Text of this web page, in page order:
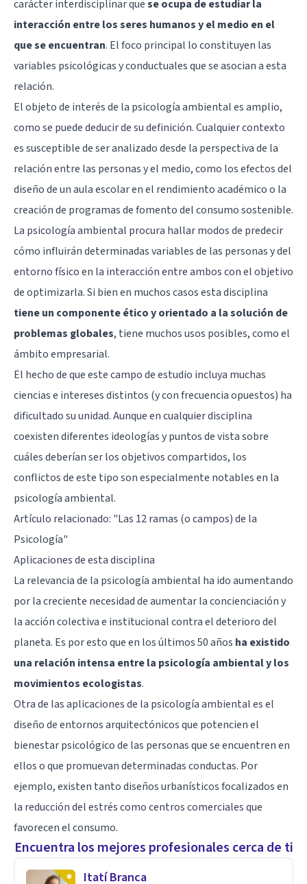
carácter interdisciplinar quese ocupa de estudiar la
interacción entre los seres humanos y el medio en el
que se encuentran. El foco principal lo constituyen las
variables psicológicas y conductuales que se asocian a esta
relación.
El objeto de interés de la psicología ambiental es amplio,
como se puede deducir de su definición. Cualquier contexto
es susceptible de ser analizado desde la perspectiva de la
relación entre las personas y el medio, como los efectos del
diseño de un aula escolar en el rendimiento académico o la
creación de programas de fomento del consumo sostenible.
La psicología ambiental procura hallar modos de predecir
cómo influirán determinadas variables de las personas y del
entorno físico en la interacción entre ambos con el objetivo
de optimizarla. Si bien en muchos casos esta disciplina
tiene un componente ético y orientado a la solución de
problemas globales, tiene muchos usos posibles, comoel
ámbito empresarial.
El hecho de que este campo de estudio incluya muchas
ciencias e intereses distintos (y con frecuencia opuestos) ha
dificultado su unidad. Aunque en cualquier disciplina
coexisten diferentes ideologías y puntos de vista sobre
cuáles deberían ser los objetivos compartidos, los
conflictos de este tipo son especialmente notables en la
psicología ambiental.
Artículo relacionado: "Las 12 ramas (o campos) de la
Psicología"
Aplicaciones de esta disciplina
La relevancia de la psicología ambiental ha ido aumentando
por la creciente necesidad de aumentar la concienciación y
la acción colectiva e institucional contra el deterioro del
planeta. Es por esto que en los últimos 50 años ha existido
una relación intensa entre la psicología ambiental y los
movimientos ecologistas.
Otra de las aplicaciones de la psicología ambiental es el
diseño de entornos arquitectónicos que potencien el
bienestar psicológico de las personas que se encuentren en
ellos o que promuevan determinadas conductas. Por
ejemplo, existen tanto diseños urbanísticos focalizados en
la reducción del estrés como centros comerciales que
favorecen el consumo.
Encuentra los mejores profesionales cerca de ti
Itatí Branca